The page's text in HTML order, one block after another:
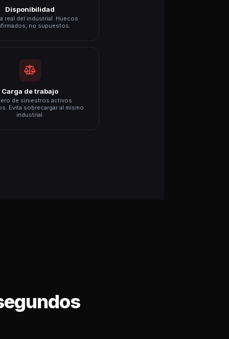
Disponibilidad
real del industrial. Huecos
no supuestos.
Carga de trabajo
de siniestros activos
Evita sobrecargar al mismo
industrial.